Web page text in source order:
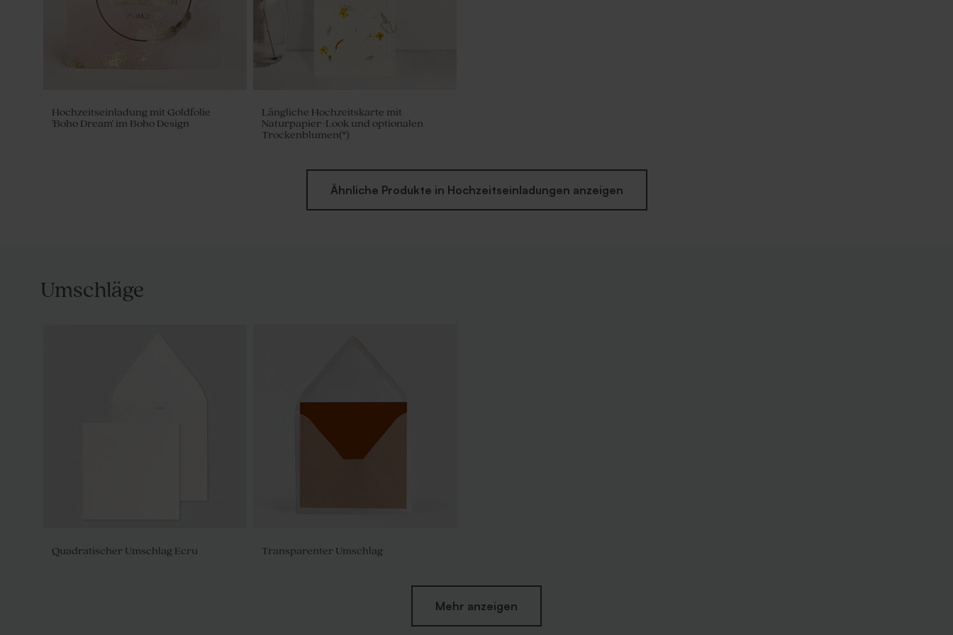
Hochzeitseinladung mit Goldfolie
'Boho Dream' im Boho Design
Längliche Hochzeitskarte mit
Naturpapier-Look und optionalen
Trockenblumen(*)
Ähnliche Produkte in Hochzeitseinladungen anzeigen
Umschläge
Quadratischer Umschlag Ecru Transparenter Umschlag
Mehr anzeigen